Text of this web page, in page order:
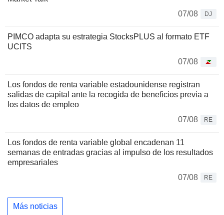
07/08
DJ
PIMCO adapta su estrategia StocksPLUS al formato ETF
UCITS
07/08
Los fondos de renta variable estadounidense registran
salidas de capital ante la recogida de beneficios previa a
los datos de empleo
07/08
RE
Los fondos de renta variable global encadenan 11
semanas de entradas gracias al impulso de los resultados
empresariales
07/08
RE
Más noticias